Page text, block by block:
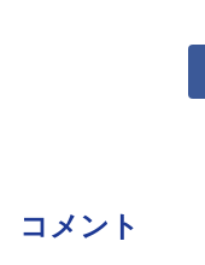
コメント